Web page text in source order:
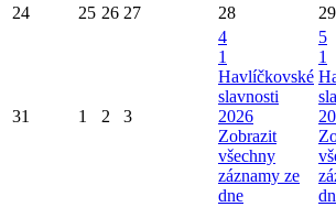
24
25 26 27 28 29
31 1 2 3
4
1
Havlíčkovské
slavnosti
2026
Zobrazit
všechny
záznamy ze
dne
5
1